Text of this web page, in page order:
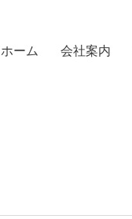
ホーム 会社案内